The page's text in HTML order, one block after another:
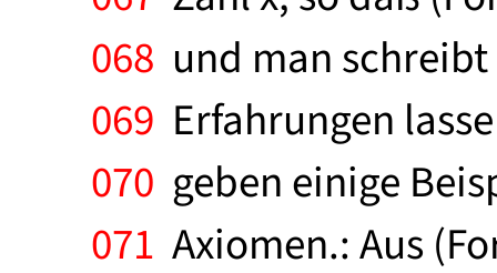
068 und man
069 Erfahrungen
070 geben einige
071 Axiomen.: Aus